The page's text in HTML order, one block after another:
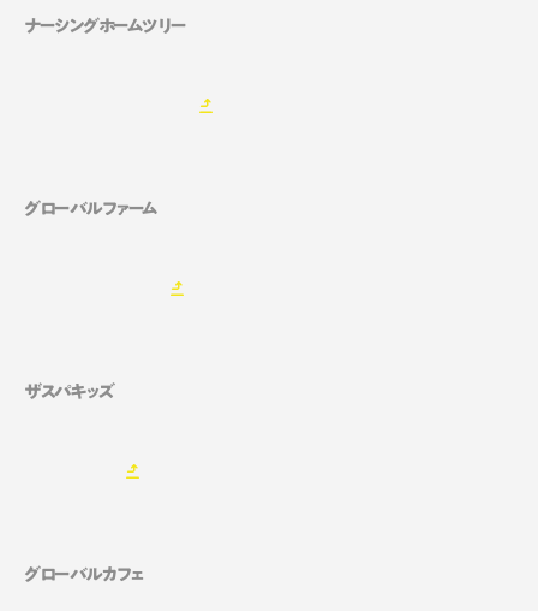
ナーシングホームツリー
グローバルファーム
ザスパキッズ
グローバルカフェ